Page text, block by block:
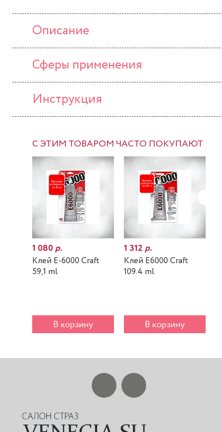
Описание
Сферы применения
Инструкция
С ЭТИМ ТОВАРОМ ЧАСТО ПОКУПАЮТ
1 080р.
Клей E-6000 Craft
59,1 ml
В корзину
1 312р.
Клей E6000 Craft
109.4 ml
В корзину